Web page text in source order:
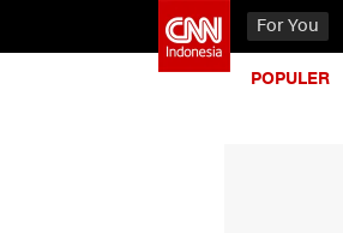
For You
POPULER